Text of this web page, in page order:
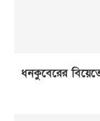
ধনকুবেরের